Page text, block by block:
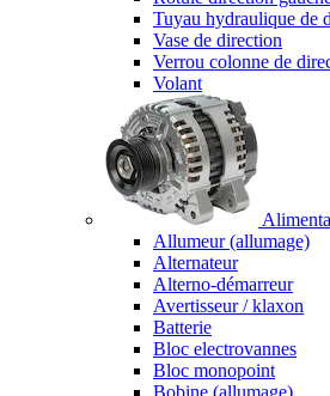
Tuyau hydraulique de
Vase de direction
Verrou colonne de
Volant
Allumeur (allumage)
Alternateur
Alterno-démarreur
Avertisseur / klaxon
Batterie
Bloc electrovannes
Bloc monopoint
Bobine (allumage)